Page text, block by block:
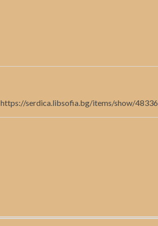
https://serdica.libsofia.bg/items/show/48336